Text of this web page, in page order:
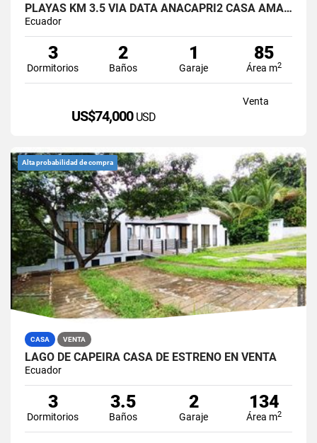
PLAYAS KM 3.5 VIA DATA ANACAPRI2 CASA AMABLADA EN VENTA
Ecuador
3
Dormitorios
2
Baños
1
Garaje
85
Área m2
Venta
US$74,000 USD
Alta probabilidad de compra
CASA VENTA
LAGO DE CAPEIRA CASA DE ESTRENO EN VENTA
Ecuador
3
Dormitorios
3.5
Baños
2
Garaje
134
Área m2